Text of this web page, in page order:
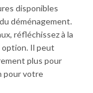
disponibles
déménagement.
réfléchissez à la
option. Il peut
plus pour
pour votre